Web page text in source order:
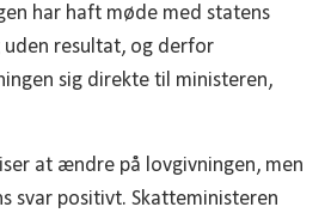
har haft møde med statens
resultat, og derfor
sig direkte til ministeren,
at ændre på lovgivningen, men
svar positivt. Skatteministeren